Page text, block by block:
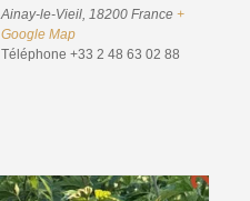
Ainay-le-Vieil 18200 France +
Google Map
Téléphone +33 2 48 63 02 88